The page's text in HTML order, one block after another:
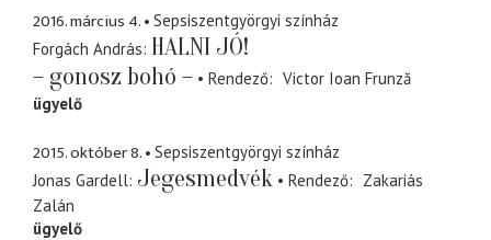
2016. március 4.
Sepsiszentgyörgyi színház
Forgách András HALNI JÓ!
– gonosz bohó –
Rendező
Victor Ioan Frunză
ügyelő
2015. október 8.
Sepsiszentgyörgyi színház
Jonas Gardell Jegesmedvék Rendező
Zakariás
Zalán
ügyelő